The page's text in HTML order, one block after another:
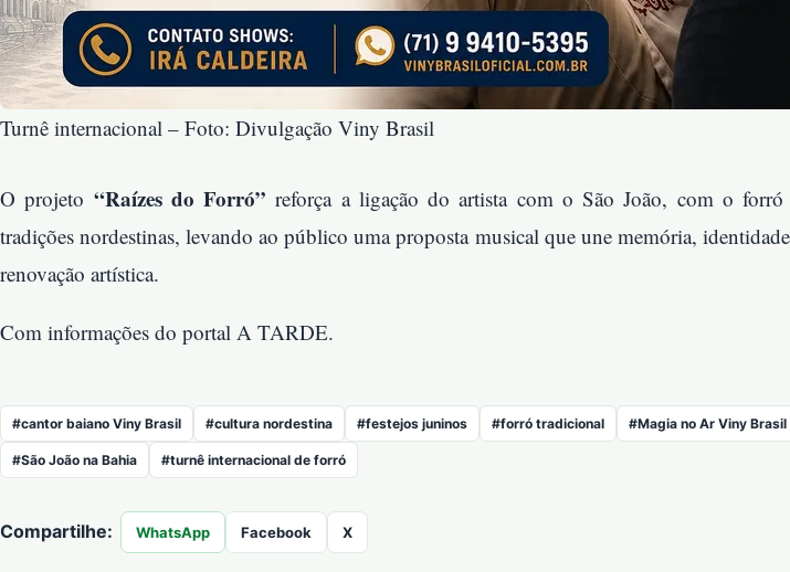
Turnê internacional – Foto: Divulgação Viny Brasil
O projeto “Raízes do Forró” reforça a ligação do artista com o São João, com o
tradições nordestinas, levando ao público uma proposta musical que une memória,
renovação artística.
Com informações do portal A TARDE.
#cantor baiano Viny Brasil #cultura nordestina #festejos juninos #forró tradicional #Magia no Ar Viny Brasil
#São João na Bahia #turnê internacional de forró
Compartilhe: WhatsApp Facebook X